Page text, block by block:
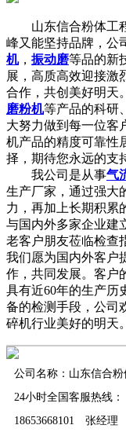
山东信合粉体工程
峰又能坚持品牌，公
机， 振动磨等品的新
展，高质高效迎接激
合作，共创美好明天
磨粉机等产品的科研
大努力做到每一位客
机产品的精度可靠性
择，期待您永远的支
我公司是从事气
生产厂家，通过强大
力，再加上长期积累
与国内外多家企业建
老客户朋友莅临检查
我们愿为国内外客户
作，共同发展。客户
具有近60年的生产历
备的检测手段，公司
碎机行业美好的明天。
公司名称：山东信合粉
24小时全国客服热线：
18653668101 张经理